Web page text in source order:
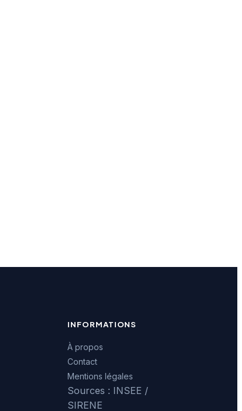
INFORMATIONS
À propos
Contact
Mentions légales
Sources : INSEE /
SIRENE